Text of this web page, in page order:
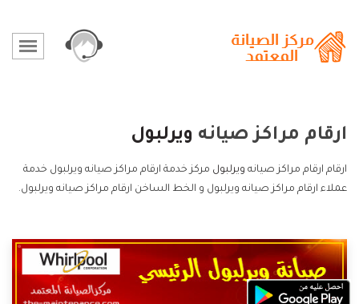
ارقام مراكز صيانه ويرلبول
ارقام ارقام مراكز صيانه ويرلبول مركز خدمة ارقام مراكز صيانه ويرلبول خدمة
عملاء ارقام مراكز صيانه ويرلبول و الخط الساخن ارقام مراكز صيانه ويرلبول.